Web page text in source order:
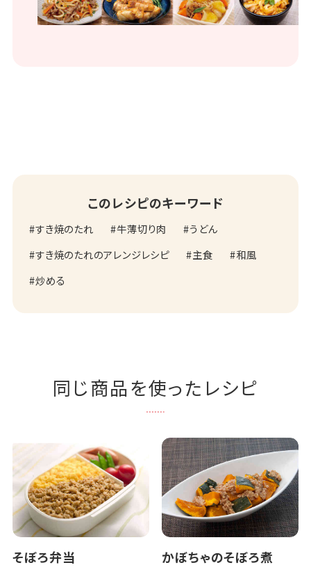
このレシピのキーワード
すき焼のたれ 牛薄切り肉
うどん
すき焼のたれのアレンジレシピ
主食
和風
炒める
同じ商品を使ったレシピ
そぼろ弁当 かぼちゃのそぼろ煮